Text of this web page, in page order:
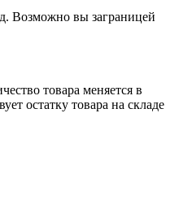
Возможно вы заграницей
товара меняется в
остатку товара на складе